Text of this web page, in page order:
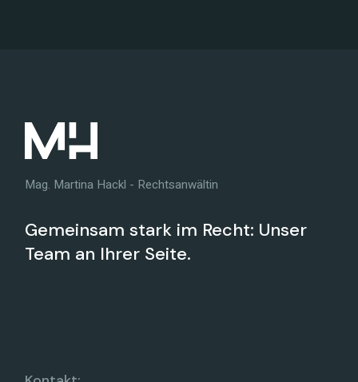
Mag. Martina Hackl - Rechtsanwältin
Gemeinsam stark im Recht: Unser
Team an Ihrer Seite.